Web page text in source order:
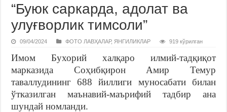
“Буюк саркарда, адолат ва
улуғворлик тимсоли”
09/04/2024 ФОТО ЛАВҲАЛАР, ЯНГИЛИКЛАР 919 кўрилган
Имом Бухорий халқаро илмий-тадқиқот
марказида Соҳибқирон Амир Темур
таваллудининг 688 йиллиги муносабати билан
ўтказилган маънавий-маърифий тадбир ана
шундай номланди.